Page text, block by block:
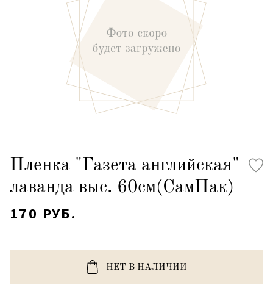
Пленка "Газета английская"
лаванда выс. 60см(СамПак)
170 РУБ.
НЕТ В НАЛИЧИИ